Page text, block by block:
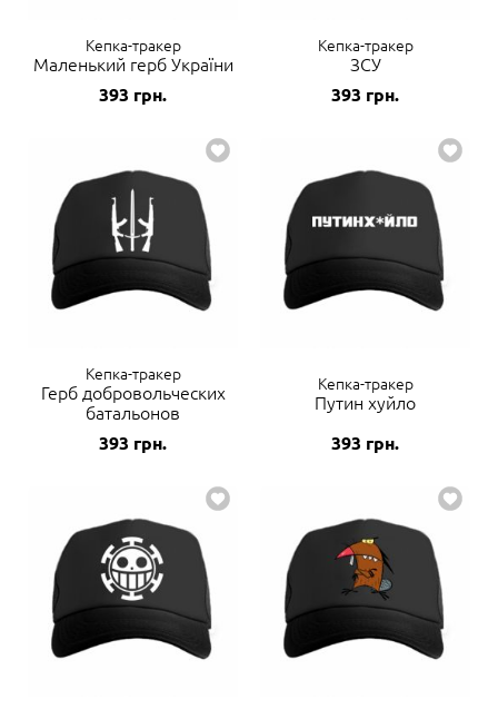
Кепка-тракер
Маленький герб України
393 грн.
Кепка-тракер
ЗСУ
393 грн.
Кепка-тракер
Герб добровольческих
батальонов
393 грн.
Кепка-тракер
Путин хуйло
393 грн.